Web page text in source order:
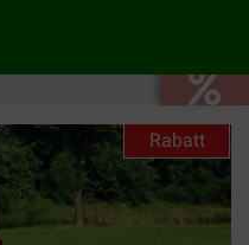
Rabatt